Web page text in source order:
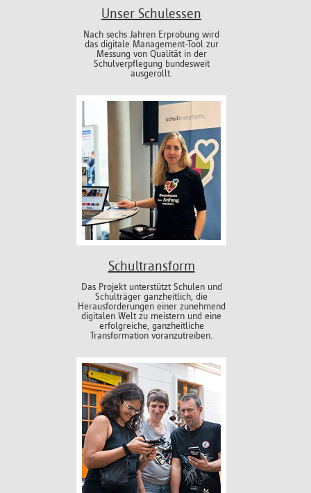
Unser Schulessen
Nach sechs Jahren Erprobung wird
das digitale Management-Tool zur
Messung von Qualität in der
Schulverpflegung bundesweit
ausgerollt.
Schultransform
Das Projekt unterstützt Schulen und
Schulträger ganzheitlich, die
Herausforderungen einer zunehmend
digitalen Welt zu meistern und eine
erfolgreiche, ganzheitliche
Transformation voranzutreiben.